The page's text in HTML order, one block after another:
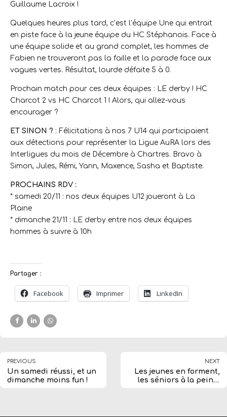
Guillaume Lacroix !
Quelques heures plus tard, c’est l’équipe Une qui entrait
en piste face à la jeune équipe du HC Stéphanois. Face à
une équipe solide et au grand complet, les hommes de
Fabien ne trouveront pas la faille et la parade face aux
vagues vertes. Résultat, lourde défaite 5 à 0.
Prochain match pour ces deux équipes : LE derby ! HC
Charcot 2 vs HC Charcot 1 ! Alors, qui allez-vous
encourager ?
ET SINON ? : Félicitations à nos 7 U14 qui participaient
aux détections pour représenter la Ligue AuRA lors des
Interligues du mois de Décembre à Chartres. Bravo à
Simon, Jules, Rémi, Yann, Maxence, Sasha et Baptiste.
PROCHAINS RDV :
* samedi 20/11 : nos deux équipes U12 joueront à La
Plaine
* dimanche 21/11 : LE derby entre nos deux équipes
hommes à suivre à 10h
Partager :
Facebook Imprimer LinkedIn
PREVIOUS
Un samedi réussi, et un
dimanche moins fun !
NEXT
Les jeunes en forment,
les séniors à la peine,